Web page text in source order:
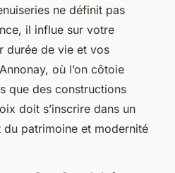
ne définit pas
il influe sur votre
durée de vie et vos
où l’on côtoie
que des constructions
doit s’inscrire dans un
patrimoine et modernité